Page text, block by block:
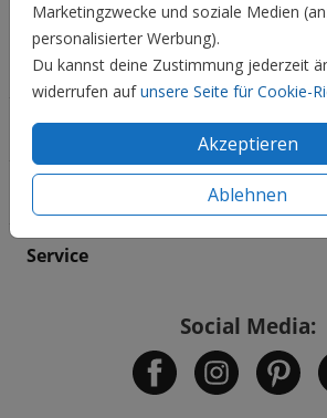
Marketingzwecke und soziale Medien
personalisierter Werbung).
Du kannst deine Zustimmung jederzeit
widerrufen aufunsere Seite für Cookie-
Akzeptieren
Ablehnen
Preis:0,75 € für 1
Hochzeit
Familie & Feiertage
Service
Social Media: